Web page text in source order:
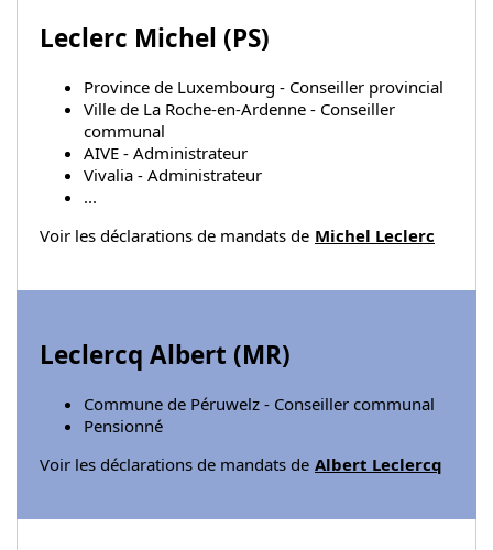
Leclerc Michel (PS)
Province de Luxembourg - Conseiller provincial
Ville de La Roche-en-Ardenne - Conseiller
communal
AIVE - Administrateur
Vivalia - Administrateur
...
Voir les déclarations de mandats de Michel Leclerc
Leclercq Albert (MR)
Commune de Péruwelz - Conseiller communal
Pensionné
Voir les déclarations de mandats de Albert Leclercq